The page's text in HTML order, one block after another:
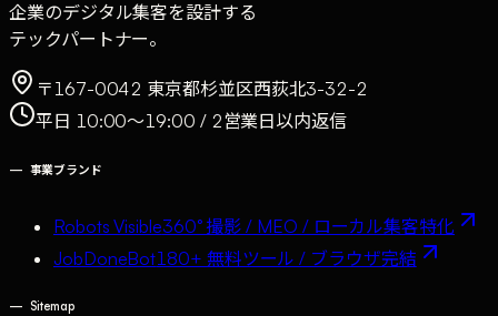
企業のデジタル集客を設計する
テックパートナー。
〒167-0042 東京都杉並区西荻北3-32-2
平日 10:00〜19:00 / 2営業日以内返信
— 事業ブランド
Robots Visible360° 撮影 / MEO / ローカル集客特化
JobDoneBot180+ 無料ツール / ブラウザ完結
— Sitemap